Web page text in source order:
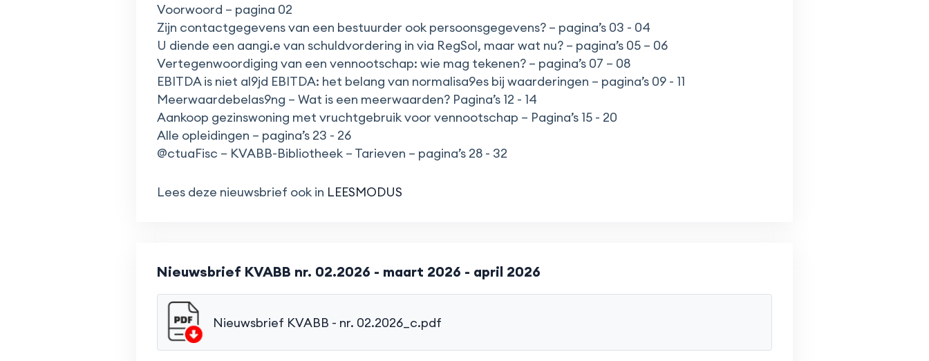
Voorwoord – pagina 02
Zijn contactgegevens van een bestuurder ook persoonsgegevens? – pagina’s 03 - 04
U diende een aangi.e van schuldvordering in via RegSol, maar wat nu? – pagina’s 05 – 06
Vertegenwoordiging van een vennootschap: wie mag tekenen? – pagina’s 07 – 08
EBITDA is niet al9jd EBITDA: het belang van normalisa9es bij waarderingen – pagina’s 09 - 11
Meerwaardebelas9ng – Wat is een meerwaarden? Pagina’s 12 - 14
Aankoop gezinswoning met vruchtgebruik voor vennootschap – Pagina’s 15 - 20
Alle opleidingen – pagina’s 23 - 26
@ctuaFisc – KVABB-Bibliotheek – Tarieven – pagina’s 28 - 32
Lees deze nieuwsbrief ook in LEESMODUS
Nieuwsbrief KVABB nr. 02.2026 - maart 2026 - april 2026
Nieuwsbrief KVABB - nr. 02.2026_c.pdf